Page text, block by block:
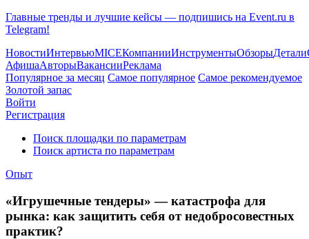
Главные тренды и лучшие кейсы — подпишись на Event.ru в
Telegram!
НовостиИнтервьюMICEКомпанииИнструментыОбзорыДетали
АфишаАвторыВакансииРеклама
Популярное за месяц Самое популярное Самое рекомендуемое
Золотой запас
Войти
Регистрация
Поиск площадки по параметрам
Поиск артиста по параметрам
Опыт
«Игрушечные тендеры» — катастрофа для
рынка: как защитить себя от недобросовестных
практик?